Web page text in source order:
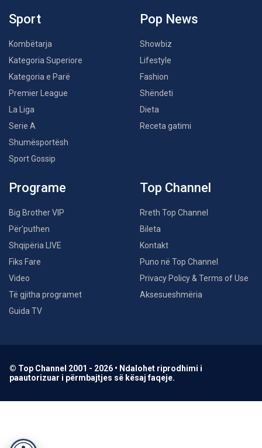
Sport
Kombëtarja
Kategoria Superiore
Kategoria e Parë
Premier League
La Liga
Serie A
Shumësportësh
Sport Gossip
Pop News
Showbiz
Lifestyle
Fashion
Shëndeti
Dieta
Receta gatimi
Programe
Big Brother VIP
Për’puthen
Shqipëria LIVE
Fiks Fare
Video
Të gjitha programet
Guida TV
Top Channel
Rreth Top Channel
Bileta
Kontakt
Puno në Top Channel
Privacy Policy & Terms of Use
Aksesueshmëria
© Top Channel 2001 - 2026 • Ndalohet riprodhimi i
paautorizuar i përmbajtjes së kësaj faqeje.